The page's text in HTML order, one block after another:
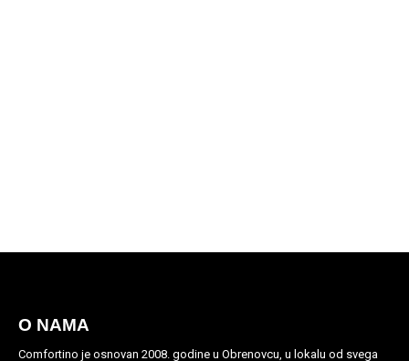
O NAMA
Comfortino je osnovan 2008. godine u Obrenovcu, u lokalu od svega